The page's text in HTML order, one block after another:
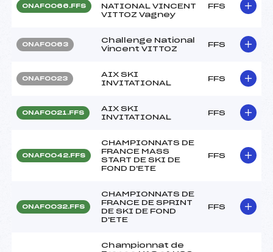
ONAF0066.FFS
NATIONAL VINCENT
VITTOZ Vagney
FFS
ONAF0063
Challenge National
Vincent VITTOZ
FFS
ONAF0023
AIX SKI
INVITATIONAL
FFS
ONAF0021.FFS
AIX SKI
INVITATIONAL
FFS
ONAF0042.FFS
CHAMPIONNATS DE
FRANCE MASS
START DE SKI DE
FOND D'ETE
FFS
ONAF0032.FFS
CHAMPIONNATS DE
FRANCE DE SPRINT
DE SKI DE FOND
D'ETE
FFS
Championnat de